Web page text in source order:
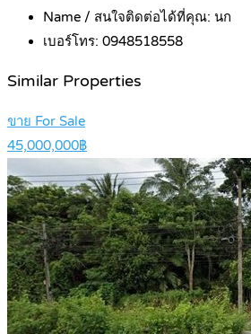
Name / สนใจติดต่อได้ที่คุณ: นก
เบอร์โทร: 0948518558
Similar Properties
ขาย For Sale
45,000,000฿